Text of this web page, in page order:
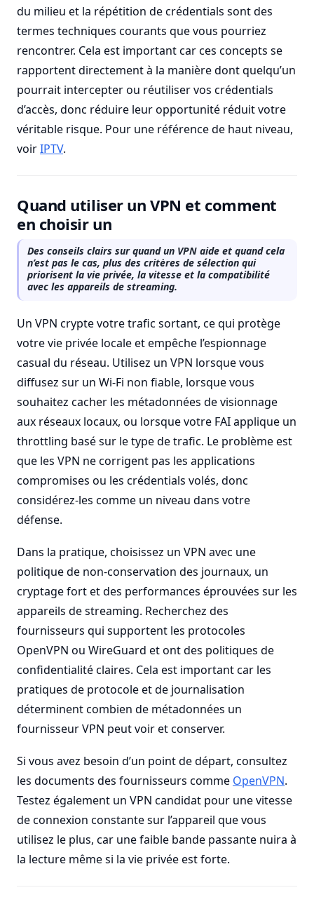
du milieu et la répétition de crédentials sont des
termes techniques courants que vous pourriez
rencontrer. Cela est important car ces concepts se
rapportent directement à la manière dont quelqu’un
pourrait intercepter ou réutiliser vos crédentials
d’accès, donc réduire leur opportunité réduit votre
véritable risque. Pour une référence de haut niveau,
voirIPTV.
Quand utiliser un VPN et comment
en choisir un
Des conseils clairs sur quand un VPN aide et quand cela
n’est pas le cas, plus des critères de sélection qui
priorisent la vie privée, la vitesse et la compatibilité
avec les appareils de streaming.
Un VPN crypte votre trafic sortant, ce qui protège
votre vie privée locale et empêche l’espionnage
casual du réseau. Utilisez un VPN lorsque vous
diffusez sur un Wi-Fi non fiable, lorsque vous
souhaitez cacher les métadonnées de visionnage
aux réseaux locaux, ou lorsque votre FAI applique un
throttling basé sur le type de trafic. Le problème est
que les VPN ne corrigent pas les applications
compromises ou les crédentials volés, donc
considérez-les comme un niveau dans votre
défense.
Dans la pratique, choisissez un VPN avec une
politique de non-conservation des journaux, un
cryptage fort et des performances éprouvées sur les
appareils de streaming. Recherchez des
fournisseurs qui supportent les protocoles
OpenVPN ou WireGuard et ont des politiques de
confidentialité claires. Cela est important car les
pratiques de protocole et de journalisation
déterminent combien de métadonnées un
fournisseur VPN peut voir et conserver.
Si vous avez besoin d’un point de départ, consultez
les documents des fournisseurs comme OpenVPN.
Testez également un VPN candidat pour une vitesse
de connexion constante sur l’appareil que vous
utilisez le plus, car une faible bande passante nuira à
la lecture même si la vie privée est forte.